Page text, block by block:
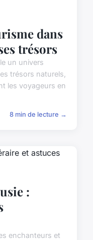
dans
trésors
un univers
trésors naturels,
les voyageurs en
8 min de lecture →
:
enchanteurs et